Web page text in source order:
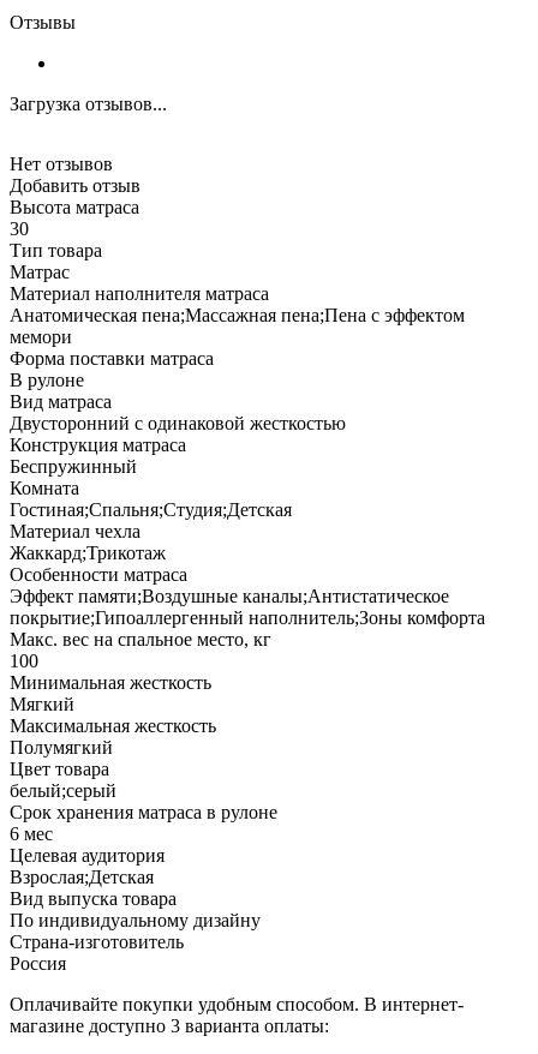
Отзывы
Загрузка отзывов...
Нет отзывов
Добавить отзыв
Высота матраса
30
Тип товара
Матрас
Материал наполнителя матраса
Анатомическая пена;Массажная пена;Пена с эффектом
мемори
Форма поставки матраса
В рулоне
Вид матраса
Двусторонний с одинаковой жесткостью
Конструкция матраса
Беспружинный
Комната
Гостиная;Спальня;Студия;Детская
Материал чехла
Жаккард;Трикотаж
Особенности матраса
Эффект памяти;Воздушные каналы;Антистатическое
покрытие;Гипоаллергенный наполнитель;Зоны комфорта
Макс. вес на спальное место, кг
100
Минимальная жесткость
Мягкий
Максимальная жесткость
Полумягкий
Цвет товара
белый;серый
Срок хранения матраса в рулоне
6 мес
Целевая аудитория
Взрослая;Детская
Вид выпуска товара
По индивидуальному дизайну
Страна-изготовитель
Россия
Оплачивайте покупки удобным способом. В интернет-
магазине доступно 3 варианта оплаты: